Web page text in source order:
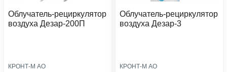
Облучатель-рециркулятор
воздуха Дезар-200П
КРОНТ-М АО
Облучатель-рециркулятор
воздуха Дезар-3
КРОНТ-М АО